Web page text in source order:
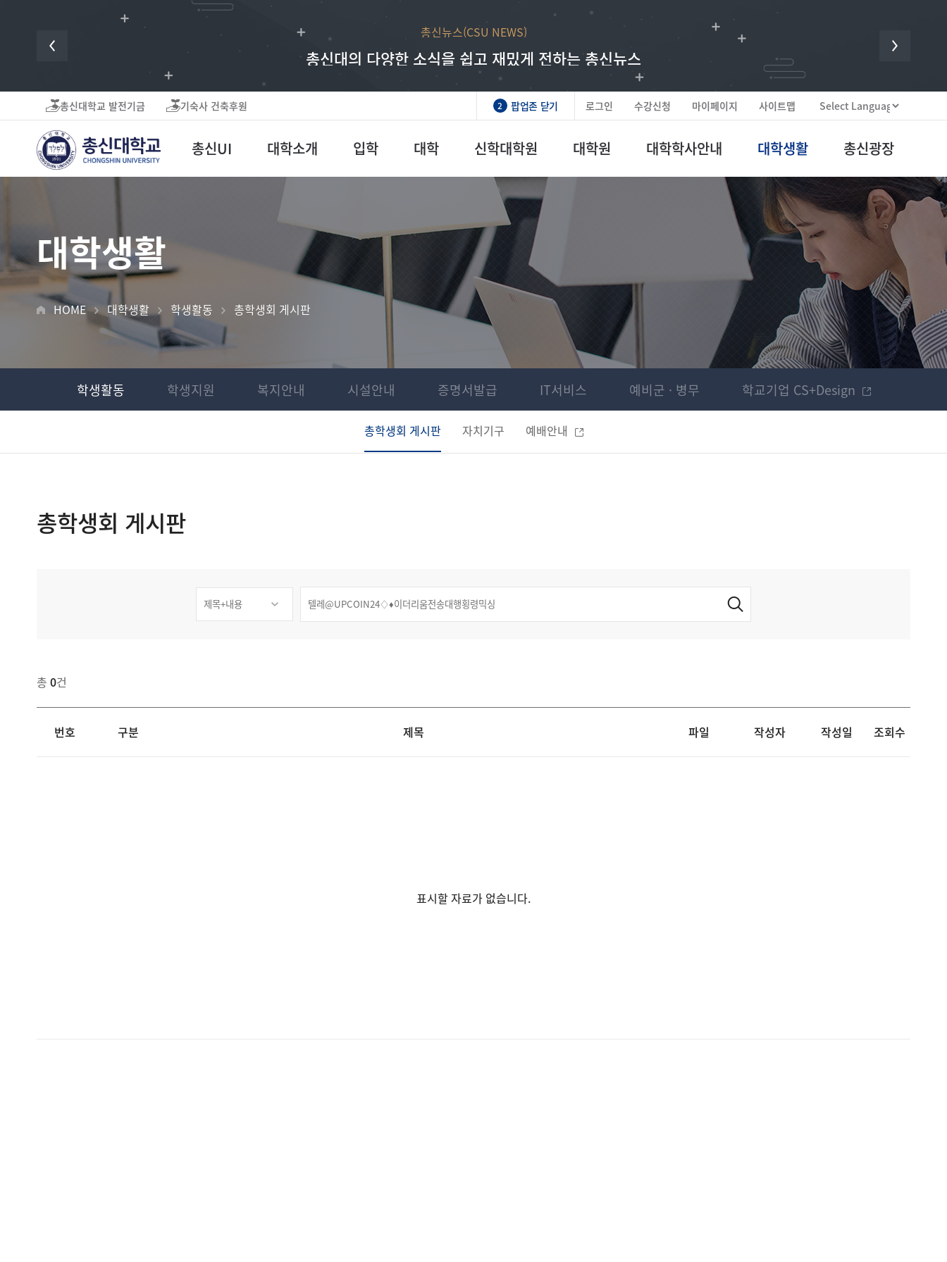
총신뉴스(CSU NEWS)
총신대의 다양한 소식을 쉽고 재밌게 전하는 총신뉴스
총신대학교 발전기금
귀하의 후원은 미래 인재를 만드시는 하나님의 일에 동역하는 매우 귀한 헌신입니다.
총신대학교 발전기금 기숙사 건축후원 2 팝업존 닫기 로그인 수강신청 마이페이지 사이트맵
총신UI 대학소개 입학 대학 신학대학원 대학원 대학학사안내 대학생활 총신광장
대학생활
HOME 대학생활 학생활동 총학생회 게시판
학생활동 학생지원 복지안내 시설안내 증명서발급 IT서비스 예비군 · 병무 학교기업 CS+Design
총학생회 게시판 자치기구 예배안내
총학생회 게시판
총 0건
번호 구분 제목 파일 작성자 작성일 조회수
표시할 자료가 없습니다.